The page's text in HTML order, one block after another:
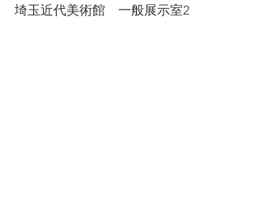
埼玉近代美術館　一般展示室2